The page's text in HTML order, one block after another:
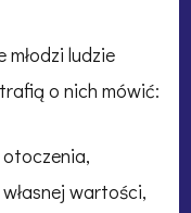
ludzie
o nich mówić:
wartości,